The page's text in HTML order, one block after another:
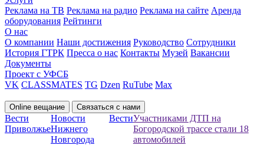
Реклама на ТВ Реклама на радио Реклама на сайте Аренда
оборудования Рейтинги
О нас
О компании Наши достижения Руководство Сотрудники
История ГТРК Пресса о нас Контакты Музей Вакансии
Документы
Проект с УФСБ
VK CLASSMATES TG Dzen RuTube Max
Online вещание Связаться с нами
Вести
Приволжье
Новости
Нижнего
Новгорода
ВестиУчастниками ДТП на
Богородской трассе стали 18
автомобилей